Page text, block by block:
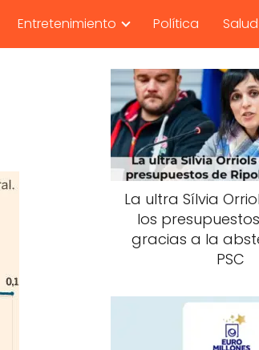
Entretenimiento Política Salud
La ultra Sílvia
los
gracias a la
PSC